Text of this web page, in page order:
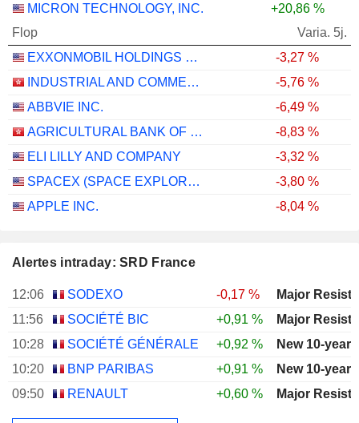
MICRON TECHNOLOGY, INC.
+20,86 %
Flop
Varia. 5j.
EXXONMOBIL HOLDINGS CORPORATION
-3,27 %
INDUSTRIAL AND COMMERCIAL BANK OF CHINA LIMITED
-5,76 %
ABBVIE INC.
-6,49 %
AGRICULTURAL BANK OF CHINA LIMITED
-8,83 %
ELI LILLY AND COMPANY
-3,32 %
SPACEX (SPACE EXPLORATION TECHNOLOGIES)
-3,80 %
APPLE INC.
-8,04 %
Alertes intraday: SRD France
12:06 SODEXO
-0,17 %
11:56
SOCIÉTÉ BIC
+0,91 %
10:28
SOCIÉTÉ GÉNÉRALE +0,92 %
New 10-year
10:20
BNP PARIBAS +0,91 %
New 10-year
09:50
RENAULT +0,60 %